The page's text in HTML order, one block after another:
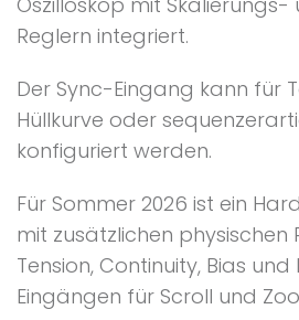
Reglern integriert.
Der Sync-Eingang kann für
Hüllkurve oder
konfiguriert werden.
Für Sommer 2026 ist ein
mit zusätzlichen physischen
Tension, Continuity, Bias und
Eingängen für Scroll und